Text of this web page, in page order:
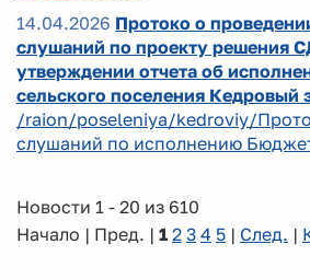
14.04.2026 Протоко о
слушаний по проекту решения
утверждении отчета об
сельского поселения Кедровый
/raion/poseleniya/kedroviy/
слушаний по исполнению
Новости 1 - 20 из 610
Начало | Пред. | 1 2 3 4 5 | След. |